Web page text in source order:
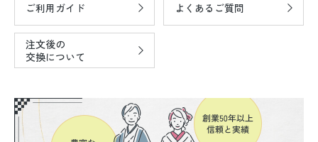
ご利用ガイド よくあるご質問
注文後の
交換について